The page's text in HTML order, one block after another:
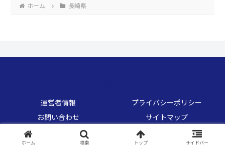
ホーム 長崎県
運営者情報
プライバシーポリシー
お問い合わせ
サイトマップ
© 2026 くらしのデータベース.
ホーム 検索 トップ サイドバー